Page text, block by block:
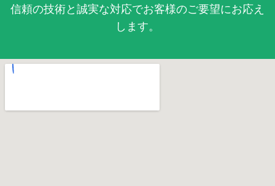
信頼の技術と誠実な対応でお客様のご要望にお応え
します。